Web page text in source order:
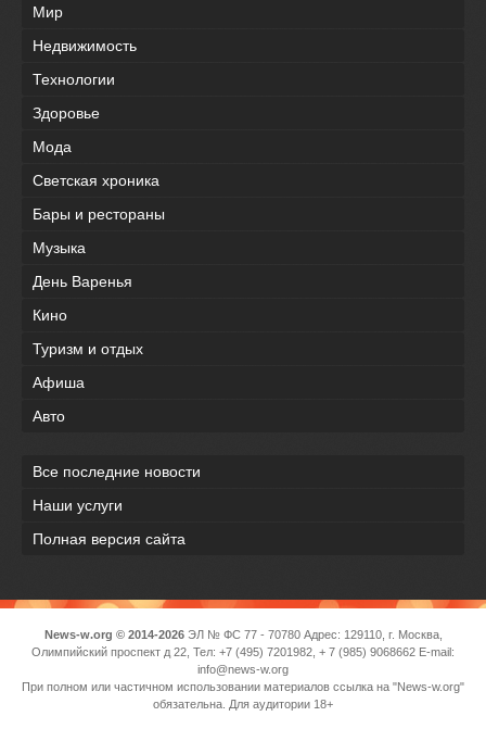
Мир
Недвижимость
Технологии
Здоровье
Мода
Светская хроника
Бары и рестораны
Музыка
День Варенья
Кино
Туризм и отдых
Афиша
Авто
Все последние новости
Наши услуги
Полная версия сайта
News-w.org © 2014-2026ЭЛ № ФС 77 - 70780 Адрес: 129110, г. Москва,
Олимпийский проспект д 22, Тел: +7 (495) 7201982, + 7 (985) 9068662 E-mail:
info@news-w.org
При полном или частичном использовании материалов ссылка на "News-w.org"
обязательна. Для аудитории 18+